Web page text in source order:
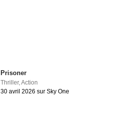
Prisoner
Thriller,Action
30 avril 2026 sur Sky One